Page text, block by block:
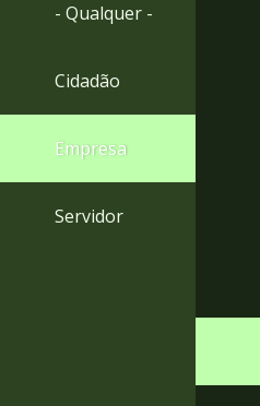
- Qualquer -
Cidadão
Empresa
Servidor